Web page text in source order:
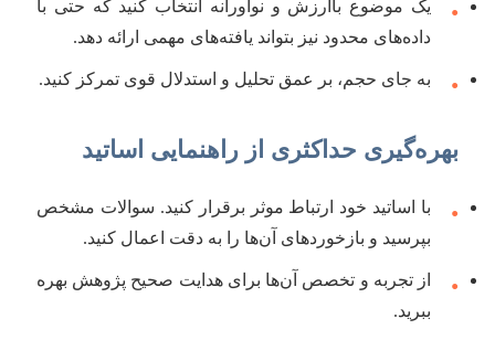
•
یک موضوع باارزش و نوآورانه انتخاب کنید که حتی با
داده‌های محدود نیز بتواند یافته‌های مهمی ارائه دهد.
• به جای حجم، بر عمق تحلیل و استدلال قوی تمرکز کنید.
بهره‌گیری حداکثری از راهنمایی اساتید
•
با اساتید خود ارتباط موثر برقرار کنید. سوالات مشخص
بپرسید و بازخوردهای آن‌ها را به دقت اعمال کنید.
•
از تجربه و تخصص آن‌ها برای هدایت صحیح پژوهش بهره
ببرید.